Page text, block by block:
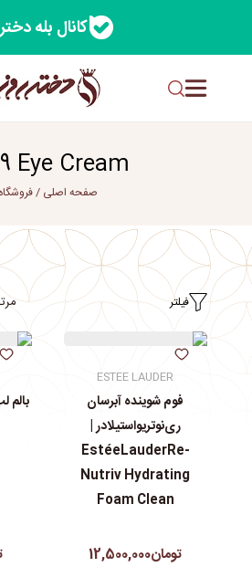
کانال بله
Eye Cream
صفحه اصلی /فروشگاه
فیلتر
ESTEE LAUDER
فوم شوینده آبرسان
ری‌نوتریواستیلادر |
EstéeLauderRe-
Nutriv Hydrating
Foam Clean
تومان12,500,000